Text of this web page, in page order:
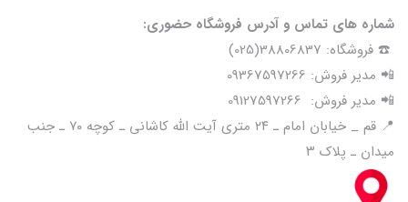
شماره های تماس و آدرس فروشگاه حضوری:
☎️ فروشگاه: 38806837(025)
📲 مدیر فروش: 09367597266
📲 مدیر فروش: 09127597266
📍 قم _ خیابان امام ـ ۲۴ متری آیت الله کاشانی ـ کوچه ۷۰ ـ جنب
میدان ـ پلاک ۳